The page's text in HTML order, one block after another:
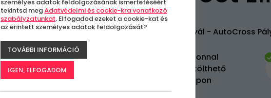
Gyál - AutoCross
Azonnal
letölthető
kupon
személyes adatok feldolgozásának ismertetéséért
tekintsd megAdatvédelmi és cookie-kra vonatkozó
szabályzatunkat. Elfogadod ezeket a cookie-kat és
az érintett személyes adatok feldolgozását?
TOVÁBBI INFORMÁCIÓ
IGEN, ELFOGADOM